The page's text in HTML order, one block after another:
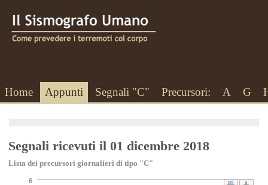
Home Appunti Segnali "C" Precursori: A G
Segnali ricevuti il 01 dicembre 2018
Lista dei precursori giornalieri di tipo "C"
6